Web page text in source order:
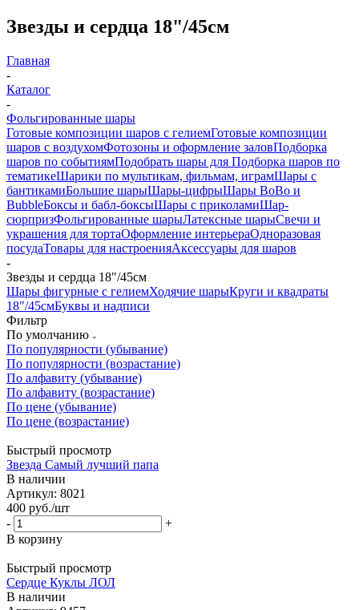
Звезды и сердца 18"/45см
Главная
-
Каталог
-
Фольгированные шары
Готовые композиции шаров с гелиемГотовые композиции
шаров с воздухомФотозоны и оформление заловПодборка
шаров по событиямПодобрать шары для Подборка шаров по
тематикеШарики по мультикам, фильмам, играмШары с
бантикамиБольшие шарыШары-цифрыШары BoBo и
BubbleБоксы и бабл-боксыШары с приколамиШар-
сюрпризФольгированные шарыЛатексные шарыСвечи и
украшения для тортаОформление интерьераОдноразовая
посудаТовары для настроенияАксессуары для шаров
-
Звезды и сердца 18"/45см
Шары фигурные с гелиемХодячие шарыКруги и квадраты
18"/45смБуквы и надписи
Фильтр
По умолчанию
По популярности (убывание)
По популярности (возрастание)
По алфавиту (убывание)
По алфавиту (возрастание)
По цене (убывание)
По цене (возрастание)
Быстрый просмотр
Звезда Самый лучший папа
В наличии
Артикул: 8021
400 руб./шт
-
+
В корзину
Быстрый просмотр
Сердце Куклы ЛОЛ
В наличии